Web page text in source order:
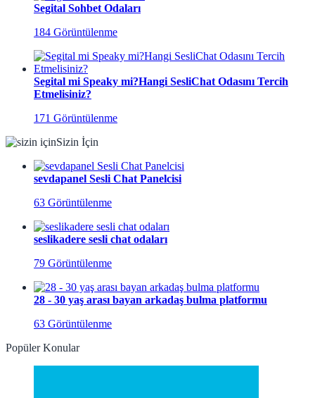
Segital Sohbet Odaları
184 Görüntülenme
Segital mi Speaky mi?Hangi SesliChat Odasını Tercih
Etmelisiniz?
171 Görüntülenme
Sizin İçin
sevdapanel Sesli Chat Panelcisi
63 Görüntülenme
seslikadere sesli chat odaları
79 Görüntülenme
28 - 30 yaş arası bayan arkadaş bulma platformu
63 Görüntülenme
Popüler Konular